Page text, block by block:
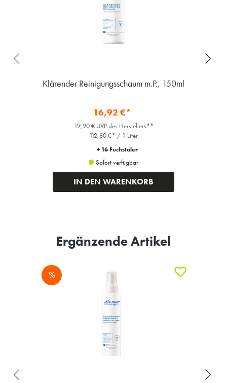
Klärender Reinigungsschaum m.P., 150ml
16,92 €*
19,90 € UVP des Herstellers**
112,80 €* / 1 Liter
+ 16 Fuchstaler
Sofort verfügbar
IN DEN WARENKORB
Ergänzende Artikel
%